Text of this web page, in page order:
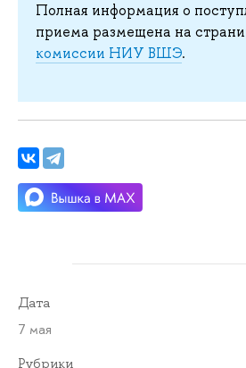
Полная информация о
приема размещена на
комиссии НИУ ВШЭ.
Дата
7 мая
Рубрики